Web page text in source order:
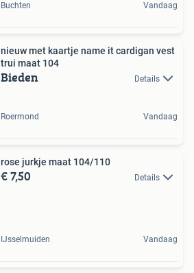
Buchten Vandaag
nieuw met kaartje name it cardigan vest
trui maat 104
Bieden Details
Roermond Vandaag
rose jurkje maat 104/110
€ 7,50 Details
IJsselmuiden Vandaag